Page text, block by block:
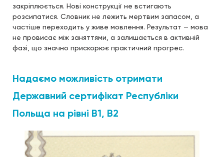
закріплюється. Нові конструкції не встигають
розсипатися. Словник не лежить мертвим запасом, а
частіше переходить у живе мовлення. Результат — мова
не провисає між заняттями, а залишається в активній
фазі, що значно прискорює практичний прогрес.
Надаємо можливість отримати
Державний сертифікат Республіки
Польща на рівні В1, В2